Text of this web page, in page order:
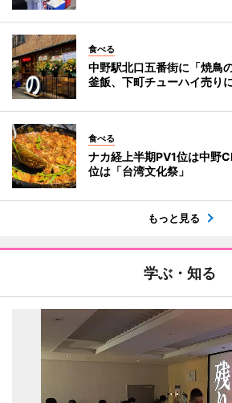
食べる
中野駅北口五番街に「焼鳥
釜飯、下町チューハイ売り
食べる
ナカ経上半期PV1位は中野
位は「台湾文化祭」
もっと見る
学ぶ・知る